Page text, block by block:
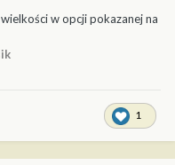
w opcji pokazanej na
1